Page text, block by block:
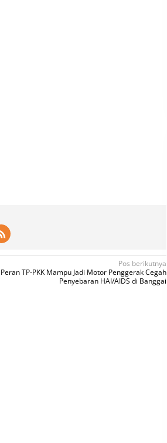
Pos berikutnya
Peran TP-PKK Mampu Jadi Motor Penggerak Cegah
Penyebaran HAI/AIDS di Banggai